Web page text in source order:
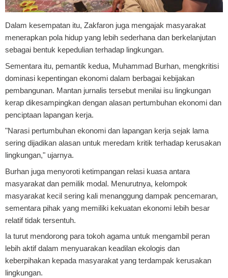
Dalam kesempatan itu, Zakfaron juga mengajak masyarakat
menerapkan pola hidup yang lebih sederhana dan berkelanjutan
sebagai bentuk kepedulian terhadap lingkungan.
Sementara itu, pemantik kedua, Muhammad Burhan, mengkritisi
dominasi kepentingan ekonomi dalam berbagai kebijakan
pembangunan. Mantan jurnalis tersebut menilai isu lingkungan
kerap dikesampingkan dengan alasan pertumbuhan ekonomi dan
penciptaan lapangan kerja.
"Narasi pertumbuhan ekonomi dan lapangan kerja sejak lama
sering dijadikan alasan untuk meredam kritik terhadap kerusakan
lingkungan," ujarnya.
Burhan juga menyoroti ketimpangan relasi kuasa antara
masyarakat dan pemilik modal. Menurutnya, kelompok
masyarakat kecil sering kali menanggung dampak pencemaran,
sementara pihak yang memiliki kekuatan ekonomi lebih besar
relatif tidak tersentuh.
Ia turut mendorong para tokoh agama untuk mengambil peran
lebih aktif dalam menyuarakan keadilan ekologis dan
keberpihakan kepada masyarakat yang terdampak kerusakan
lingkungan.